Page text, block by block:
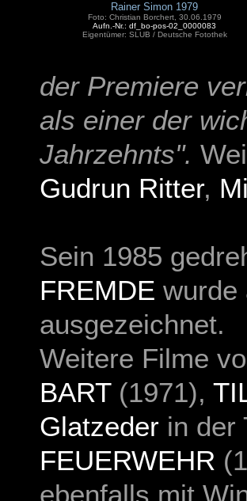
Rainer Simon 1979
Foto: Christian Borchert, 30.06.1979
Aufn.-Nr.: df_bo-pos-02_0000083
Eigentümer: SLUB / Deutsche Fotothek
der Premiere
als einer der
Jahrzehnts".
Gudrun Ritter,
Sein 1985
FREMDE wurde
ausgezeichnet.
Weitere Filme
BART(1971),
Glatzeder in der
FEUERWEHR
ebenfalls mit